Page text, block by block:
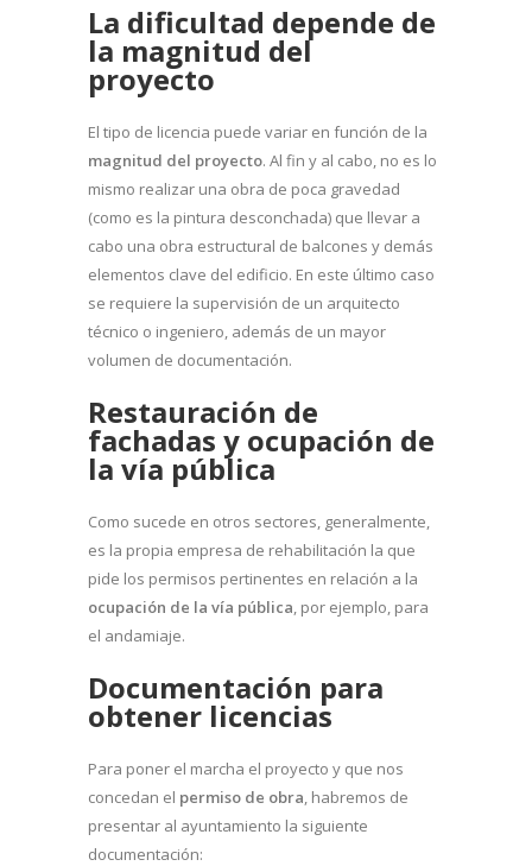
La dificultad depende de
la magnitud del
proyecto
El tipo de licencia puede variar en función de la
magnitud del proyecto. Al fin y al cabo, no es lo
mismo realizar una obra de poca gravedad
(como es la pintura desconchada) que llevar a
cabo una obra estructural de balcones y demás
elementos clave del edificio. En este último caso
se requiere la supervisión de un arquitecto
técnico o ingeniero, además de un mayor
volumen de documentación.
Restauración de
fachadas y ocupación de
la vía pública
Como sucede en otros sectores, generalmente,
es la propia empresa de rehabilitación la que
pide los permisos pertinentes en relación a la
ocupación de la vía pública, por ejemplo, para
el andamiaje.
Documentación para
obtener licencias
Para poner el marcha el proyecto y que nos
concedan el permiso de obra, habremos de
presentar al ayuntamiento la siguiente
documentación: